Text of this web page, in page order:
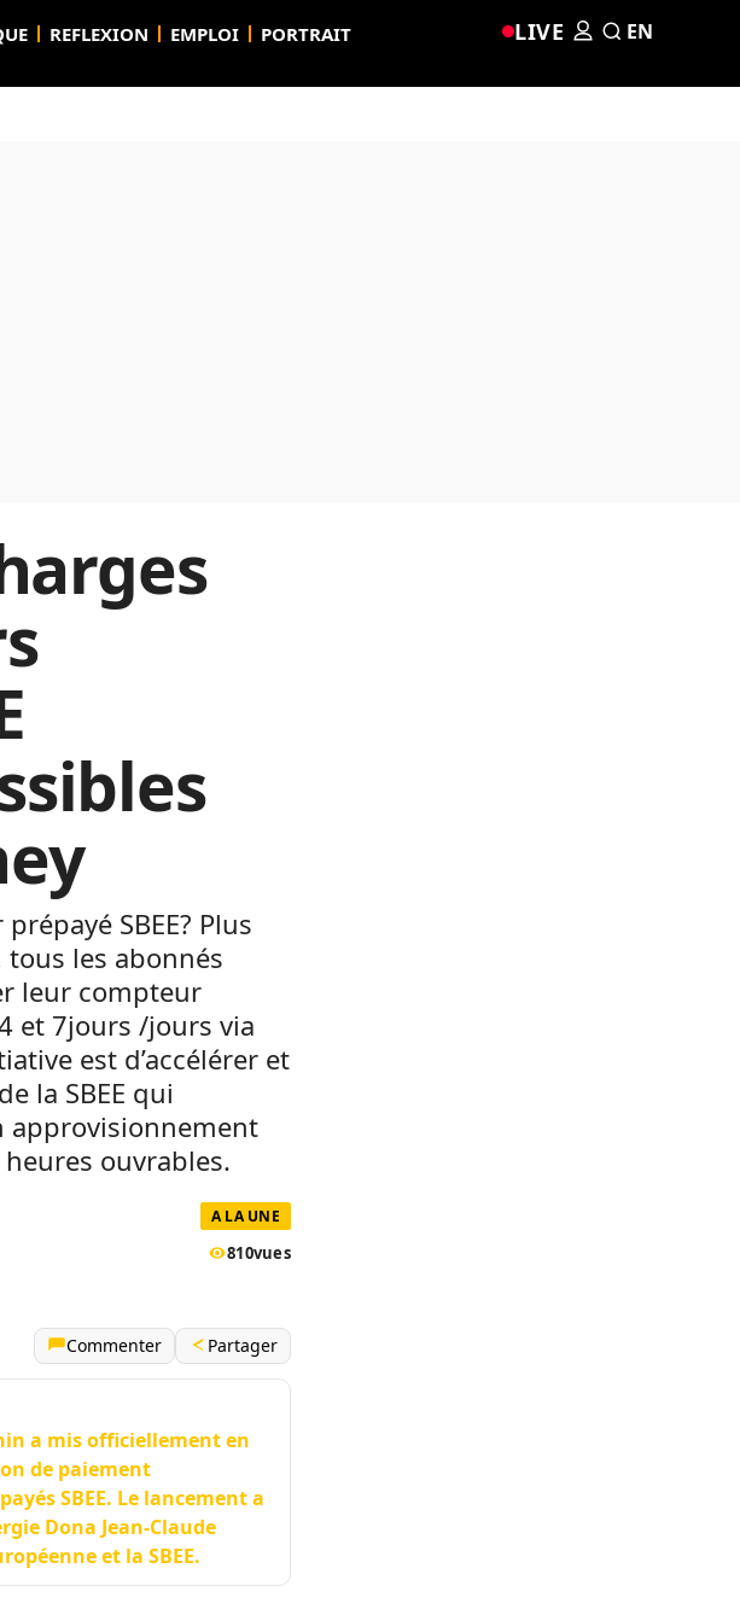
REFLEXION EMPLOI PORTRAIT LIVE EN
SBEE? Plus
tous les abonnés
leur compteur
et 7jours /jours via
est d’accélérer et
la SBEE qui
approvisionnement
ouvrables.
A LA UNE
810vues
Commenter Partager
a mis officiellement en
de paiement
SBEE. Le lancement a
Dona Jean-Claude
et la SBEE.